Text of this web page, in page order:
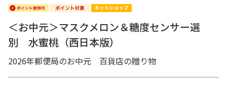
＜お中元＞マスクメロン＆糖度センサー選
別 水蜜桃（西日本版）
2026年郵便局のお中元 百貨店の贈り物